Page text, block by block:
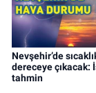
Nevşehir’de
dereceye çıkacak:
tahmin